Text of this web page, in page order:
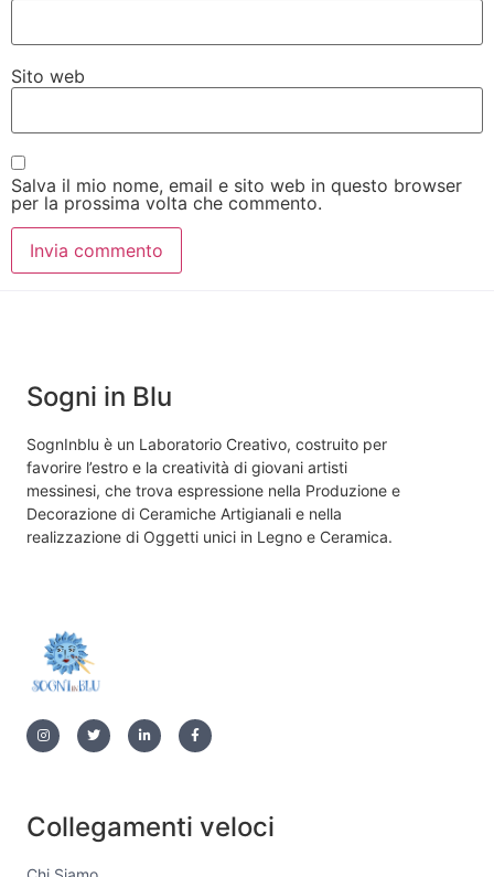
Sito web
Salva il mio nome, email e sito web in questo browser
per la prossima volta che commento.
Sogni in Blu
SognInblu è un Laboratorio Creativo, costruito per
favorire l’estro e la creatività di giovani artisti
messinesi, che trova espressione nella Produzione e
Decorazione di Ceramiche Artigianali e nella
realizzazione di Oggetti unici in Legno e Ceramica.
Collegamenti veloci